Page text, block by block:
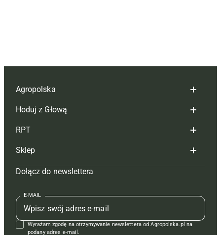
Agropolska
Redakcja
Reklama
Tagi
Mapa serwisu
Kontakt
Regulamin
Polityka prywatności
Hoduj z Głową
Hoduj z głową bydło
Hoduj z głową świnie
Prenumerata
Redakcja
Kontakt
Reklama
RPT
Redakcja
Prenumerata
Reklama
Kontakt
Krzyżówki
Sklep
Czasopisma i prenumerata
Książki
Regulamin
Dołącz do newslettera
E-MAIL
Wyrażam zgodę na otrzymywanie newslettera od Agropolska.pl na
podany adres e-mail.